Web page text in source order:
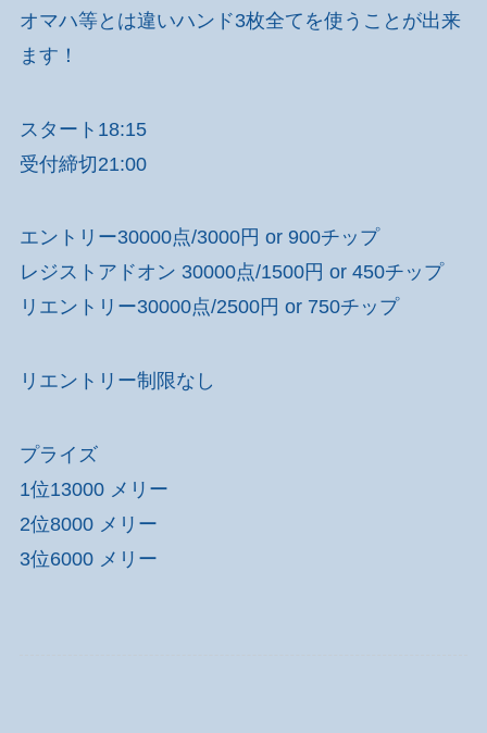
オマハ等とは違いハンド3枚全てを使うことが出来
ます！
スタート18:15
受付締切21:00
エントリー30000点/3000円 or 900チップ
レジストアドオン 30000点/1500円 or 450チップ
リエントリー30000点/2500円 or 750チップ
リエントリー制限なし
プライズ
1位13000 メリー
2位8000 メリー
3位6000 メリー